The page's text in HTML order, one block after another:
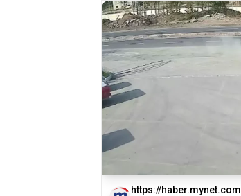
https://haber.mynet.com